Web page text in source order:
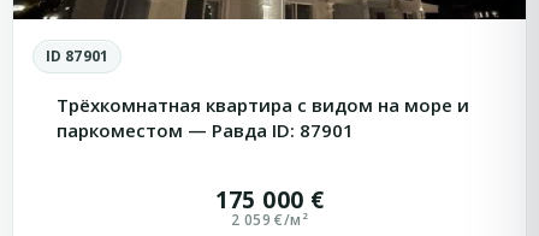
ID 87901
Трёхкомнатная квартира с видом на море и
паркоместом — Равда ID: 87901
175 000 €
2 059 €/м²